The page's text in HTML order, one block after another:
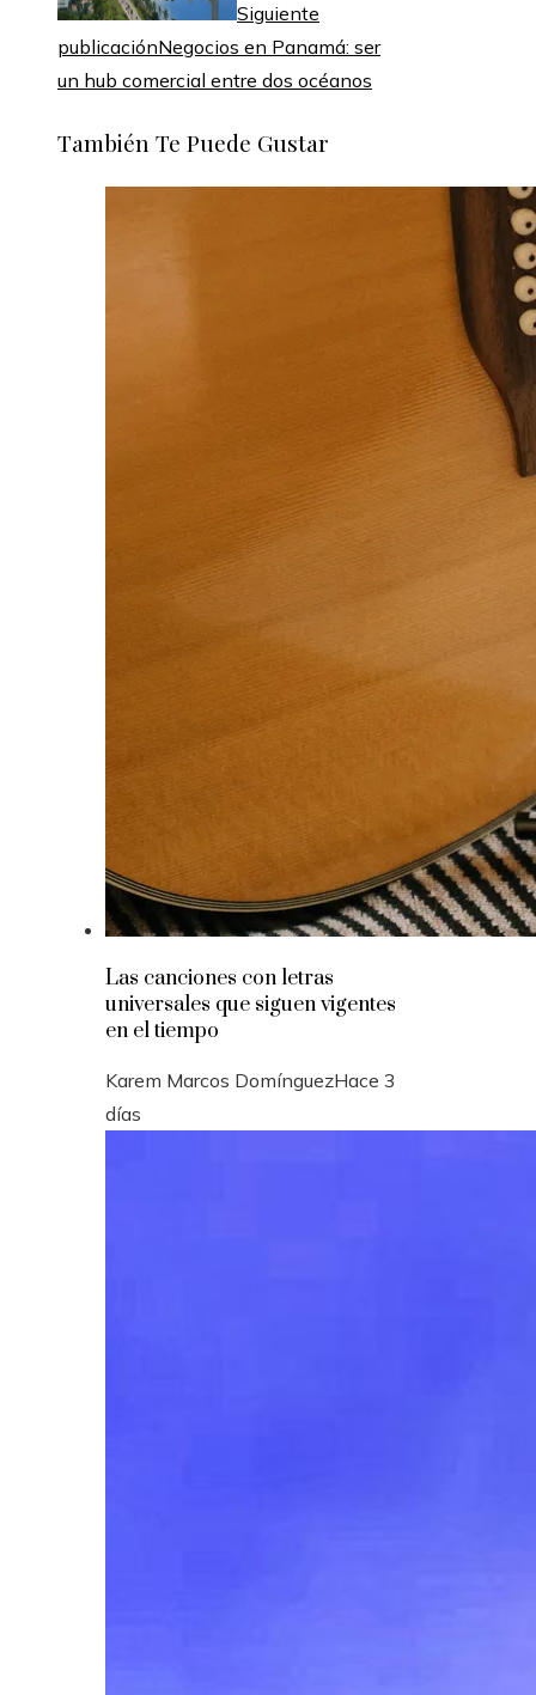
Siguiente
publicaciónNegocios en Panamá: ser
un hub comercial entre dos océanos
También Te Puede Gustar
Las canciones con letras
universales que siguen vigentes
en el tiempo
Karem Marcos DomínguezHace 3
días